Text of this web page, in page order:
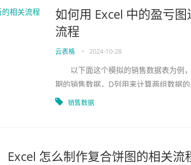
如何用 Excel 中的盈亏
流程
云表格 • 2024-10-28
以下面这个模拟的销售数据表为例
期的销售数据，D列用来计算两组数
能快速看出每个月的数据差异以及一
销售数据
Excel 怎么制作复合饼图的相关流